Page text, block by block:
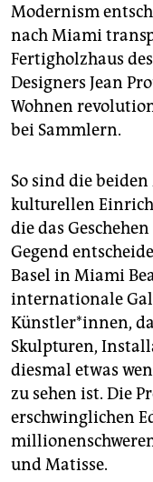
Modernism
nach Miami
Fertigholzhaus
Designers Jean
Wohnen
bei Sammlern.
So sind die
kulturellen
die das
Gegend
Basel in Miami
internationale
Künstler*innen,
Skulpturen,
diesmal etwas
zu sehen ist. Die
erschwinglichen
und Matisse.